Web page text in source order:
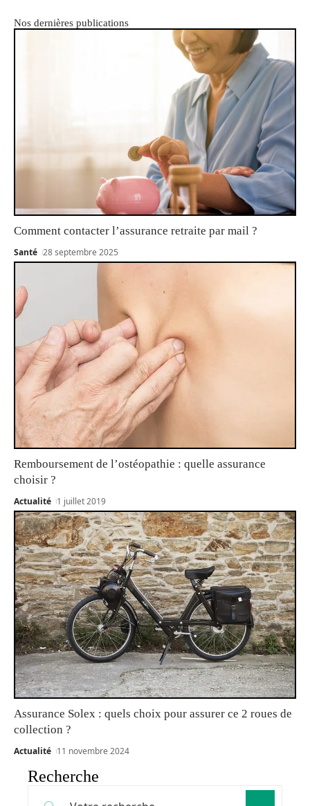
Nos dernières publications
Comment contacter l’assurance retraite par mail ?
Santé 28 septembre 2025
Remboursement de l’ostéopathie : quelle assurance
choisir ?
Actualité 1 juillet 2019
Assurance Solex : quels choix pour assurer ce 2 roues de
collection ?
Actualité 11 novembre 2024
Recherche